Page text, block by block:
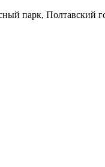
парк, Полтавский